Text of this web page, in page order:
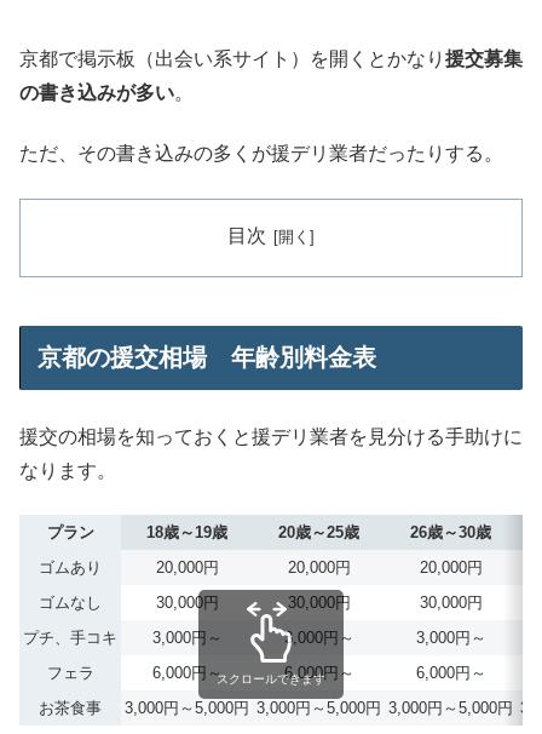
京都で掲示板（出会い系サイト）を開くとかなり 援交募集
の書き込みが多い。
ただ、その書き込みの多くが援デリ業者だったりする。
目次
京都の援交相場 年齢別料金表
援交の相場を知っておくと援デリ業者を見分ける手助けに
なります。
プラン 18歳～19歳 20歳～25歳
26歳～30歳
ゴムあり
20,000円 20,000円
20,000円
ゴムなし
30,000円 30,000円
30,000円
プチ、手コキ
3,000円～ 3,000円～
3,000円～
フェラ
6,000円～ 6,000円～
6,000円～
お茶食事
3,000円～5,000円 3,000円～5,000円 3,000円～5,000円
スクロールできます